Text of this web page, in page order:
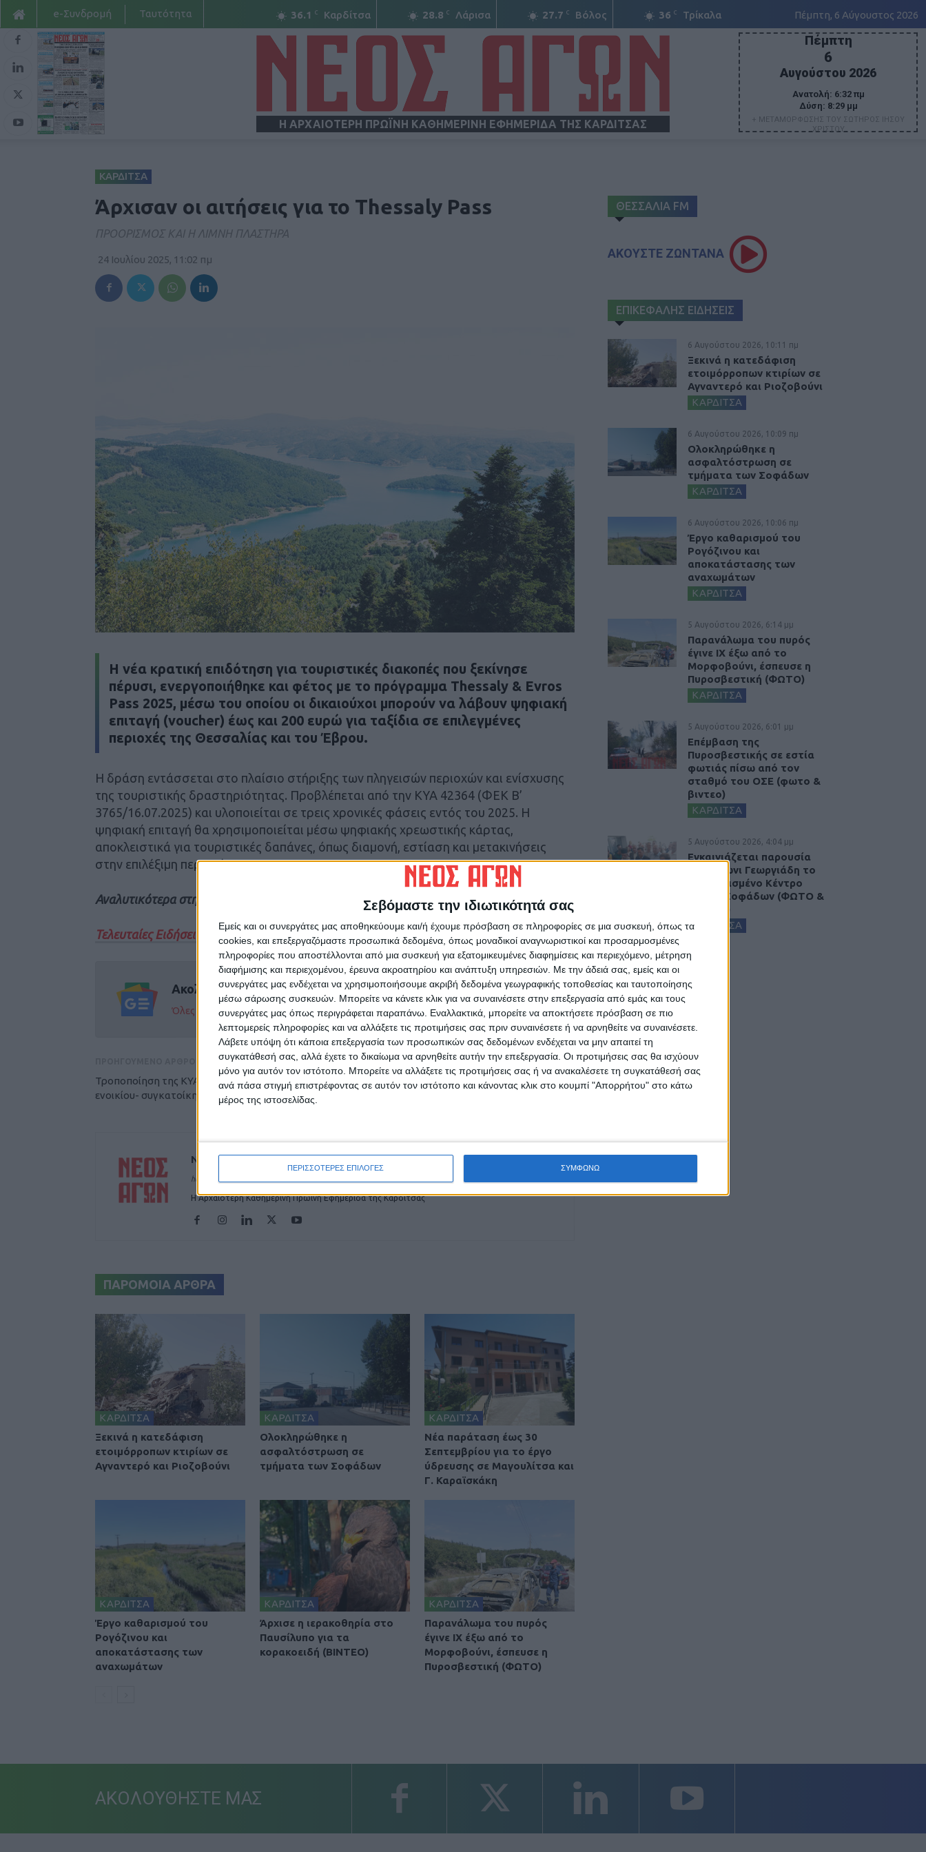
Σεβόμαστε την ιδιωτικότητά σας
Εμείς και οι συνεργάτες μας αποθηκεύουμε και/ή έχουμε πρόσβαση σε πληροφορίες σε μια συσκευή, όπως τα
cookies, και επεξεργαζόμαστε προσωπικά δεδομένα, όπως μοναδικοί αναγνωριστικοί και προσαρμοσμένες
πληροφορίες που αποστέλλονται από μια συσκευή για εξατομικευμένες διαφημίσεις και περιεχόμενο, μέτρηση
διαφήμισης και περιεχομένου, έρευνα ακροατηρίου και ανάπτυξη υπηρεσιών. Με την άδειά σας, εμείς και οι
συνεργάτες μας ενδέχεται να χρησιμοποιήσουμε ακριβή δεδομένα γεωγραφικής τοποθεσίας και ταυτοποίησης
μέσω σάρωσης συσκευών. Μπορείτε να κάνετε κλικ για να συναινέσετε στην επεξεργασία από εμάς και τους
συνεργάτες μας όπως περιγράφεται παραπάνω. Εναλλακτικά, μπορείτε να αποκτήσετε πρόσβαση σε πιο
λεπτομερείς πληροφορίες και να αλλάξετε τις προτιμήσεις σας πριν συναινέσετε ή να αρνηθείτε να συναινέσετε.
Λάβετε υπόψη ότι κάποια επεξεργασία των προσωπικών σας δεδομένων ενδέχεται να μην απαιτεί τη
συγκατάθεσή σας, αλλά έχετε το δικαίωμα να αρνηθείτε αυτήν την επεξεργασία. Οι προτιμήσεις σας θα ισχύουν
μόνο για αυτόν τον ιστότοπο. Μπορείτε να αλλάξετε τις προτιμήσεις σας ή να ανακαλέσετε τη συγκατάθεσή σας
ανά πάσα στιγμή επιστρέφοντας σε αυτόν τον ιστότοπο και κάνοντας κλικ στο κουμπί "Απορρήτου" στο κάτω
μέρος της ιστοσελίδας.
ΠΕΡΙΣΣΟΤΕΡΕΣ ΕΠΙΛΟΓΕΣ ΣΥΜΦΩΝΩ
36.1 C Καρδίτσα 28.8 C Λάρισα 27.7 C Βόλος 36 C Τρίκαλα Πέμπτη, 6 Αύγουστος 2026
e-Συνδρομή Ταυτότητα
Η ΑΡΧΑΙΟΤΕΡΗ ΠΡΩΪΝΗ ΚΑΘΗΜΕΡΙΝΗ ΕΦΗΜΕΡΙΔΑ ΤΗΣ ΚΑΡΔΙΤΣΑΣ
Πέμπτη
6
Αυγούστου 2026
Ανατολή: 6:32 πμ
Δύση: 8:29 μμ
+ ΜΕΤΑΜΟΡΦΩΣΗΣ ΤΟΥ ΣΩΤΗΡΟΣ ΙΗΣΟΥ
ΧΡΙΣΤΟΥ
ΚΑΡΔΙΤΣΑ
Άρχισαν οι αιτήσεις για το Thessaly Pass
ΠΡΟΟΡΙΣΜΟΣ ΚΑΙ Η ΛΙΜΝΗ ΠΛΑΣΤΗΡΑ
24 Ιουλίου 2025, 11:02 πμ
Η νέα κρατική επιδότηση για τουριστικές διακοπές που ξεκίνησε
πέρυσι, ενεργοποιήθηκε και φέτος με το πρόγραμμα Thessaly & Evros
Pass 2025, μέσω του οποίου οι δικαιούχοι μπορούν να λάβουν ψηφιακή
επιταγή (voucher) έως και 200 ευρώ για ταξίδια σε επιλεγμένες
περιοχές της Θεσσαλίας και του Έβρου.
Η δράση εντάσσεται στο πλαίσιο στήριξης των πληγεισών περιοχών και ενίσχυσης
της τουριστικής δραστηριότητας. Προβλέπεται από την ΚΥΑ 42364 (ΦΕΚ Β’
3765/16.07.2025) και υλοποιείται σε τρεις χρονικές φάσεις εντός του 2025. Η
ψηφιακή επιταγή θα χρησιμοποιείται μέσω ψηφιακής χρεωστικής κάρτας,
αποκλειστικά για τουριστικές δαπάνες, όπως διαμονή, εστίαση και μετακινήσεις
στην επιλέξιμη περιοχή.
Αναλυτικότερα στην εφημερίδα Νέος Αγών
Τελευταίες Ειδήσεις Σήμερα
Ακολούθησε την εφημερίδα ΝΕΟΣ ΑΓΩΝ στο Google News!
Όλες οι εξελίξεις στην περιοχή της Καρδίτσας και ευρύτερα της Θεσσαλίας
Τροποποίηση της ΚΥΑ για την επιδότηση
ενοικίου- συγκατοίκησης λόγω «Ντάνιελ»
ΕΠΟΜΕΝΟ ΑΡΘΡΟ
Καμίνι η Λάρισα
ΝΕΟΣ ΑΓΩΝ
https://neosagon.gr
Η Αρχαιότερη Καθημερινή Πρωινή Εφημερίδα της Καρδίτσας
ΠΑΡΟΜΟΙΑ ΑΡΘΡΑ
ΚΑΡΔΙΤΣΑ
Ξεκινά η κατεδάφιση
ετοιμόρροπων κτιρίων σε
Αγναντερό και Ριοζοβούνι
ΚΑΡΔΙΤΣΑ
Ολοκληρώθηκε η
ασφαλτόστρωση σε
τμήματα των Σοφάδων
ΚΑΡΔΙΤΣΑ
Νέα παράταση έως 30
Σεπτεμβρίου για το έργο
ύδρευσης σε Μαγουλίτσα και
Γ. Καραϊσκάκη
ΚΑΡΔΙΤΣΑ
Έργο καθαρισμού του
Ρογόζινου και
αποκατάστασης των
αναχωμάτων
ΚΑΡΔΙΤΣΑ
Άρχισε η ιερακοθηρία στο
Παυσίλυπο για τα
κορακοειδή (ΒΙΝΤΕΟ)
ΚΑΡΔΙΤΣΑ
Παρανάλωμα του πυρός
έγινε ΙΧ έξω από το
Μορφοβούνι, έσπευσε η
Πυροσβεστική (ΦΩΤΟ)
ΘΕΣΣΑΛΙΑ FM
ΑΚΟΥΣΤΕ ΖΩΝΤΑΝΑ
ΕΠΙΚΕΦΑΛΗΣ ΕΙΔΗΣΕΙΣ
6 Αυγούστου 2026, 10:11 πμ
Ξεκινά η κατεδάφιση
ετοιμόρροπων κτιρίων σε
Αγναντερό και Ριοζοβούνι
ΚΑΡΔΙΤΣΑ
6 Αυγούστου 2026, 10:09 πμ
Ολοκληρώθηκε η
ασφαλτόστρωση σε
τμήματα των Σοφάδων
ΚΑΡΔΙΤΣΑ
6 Αυγούστου 2026, 10:06 πμ
Έργο καθαρισμού του
Ρογόζινου και
αποκατάστασης των
αναχωμάτων
ΚΑΡΔΙΤΣΑ
5 Αυγούστου 2026, 6:14 μμ
Παρανάλωμα του πυρός
έγινε ΙΧ έξω από το
Μορφοβούνι, έσπευσε η
Πυροσβεστική (ΦΩΤΟ)
ΚΑΡΔΙΤΣΑ
5 Αυγούστου 2026, 6:01 μμ
Επέμβαση της
Πυροσβεστικής σε εστία
φωτιάς πίσω από τον
σταθμό του ΟΣΕ (φωτο &
βιντεο)
ΚΑΡΔΙΤΣΑ
5 Αυγούστου 2026, 4:04 μμ
Εγκαινιάζεται παρουσία
του Άδωνι Γεωργιάδη το
ανακαινισμένο Κέντρο
Υγείας Σοφάδων (ΦΩΤΟ &
ΚΑΡΔΙΤΣΑ
ΑΚΟΛΟΥΘΗΣΤΕ ΜΑΣ